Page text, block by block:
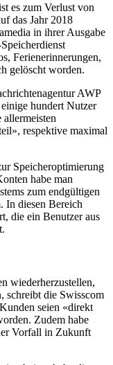
es zum Verlust von
das Jahr 2018
in ihrer Ausgabe
Ferienerinnerungen,
gelöscht worden.
AWP
hundert Nutzer
respektive maximal
Speicheroptimierung
habe man
zum endgültigen
In diesen Bereich
die ein Benutzer aus
wiederherzustellen,
schreibt die Swisscom
seien «direkt
Zudem habe
Vorfall in Zukunft